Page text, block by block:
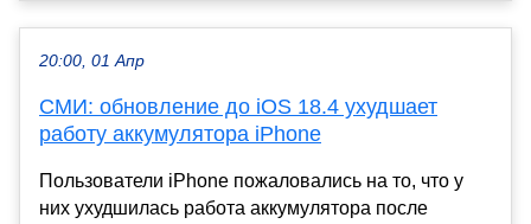
20:00, 01 Апр
СМИ: обновление до iOS 18.4 ухудшает
работу аккумулятора iPhone
Пользователи iPhone пожаловались на то, что у
них ухудшилась работа аккумулятора после